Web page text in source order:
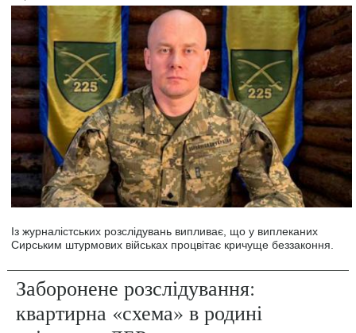
Із журналістських розслідувань випливає, що у виплеканих
Сирським штурмових військах процвітає кричуще беззаконня.
Заборонене розслідування:
квартирна «схема» в родині